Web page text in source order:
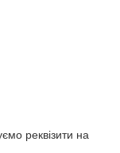
реквізити на